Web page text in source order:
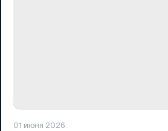
01 июня 2026